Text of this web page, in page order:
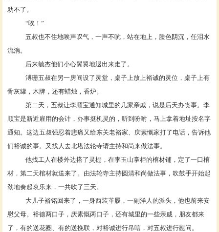
劝不了。
“唉！”
五叔也不住地唉声叹气，一声不吭，站在地上，脸色阴沉，任泪水
流淌。
后来毓杰他们小心翼翼地退出来走了。
溥珊五叔在另一房间设了灵堂，桌子上放上裕诚的灵位，桌子上有
骨灰罐，木牌，还有蜡烛，香炉。
第二天，五叔让李顺宝通知城里的几家亲戚，说是后天办丧事。李
顺宝是新近雇用的会计，办事挺机灵的，听到吩咐，马上拿着地址按名字
通知。这边五叔强忍着悲痛又给东关老裕家、庆素慨家打了电话，告诉他
们裕诚的事。又找人去北塔法轮寺请主持和尚来做法事。
他找工人在楼外边搭了灵棚，在李玉山掌柜的棺材铺，定了一口棺
材，第二天棺材就送来了。由法轮寺主持圆清和尚做法事，吹鼓手开始起
劲地奏起哀乐来，一共吹了三天。
大儿子裕铭回来了，一身西装革履，一副洋人的派头，他也前来安
慰父母。裕德两口子，庆素慨两口子，还有城里的一些亲戚，朋友都来
了，有的送花圈、有的送挽联，对裕诚进行吊唁，对五叔进行慰问。